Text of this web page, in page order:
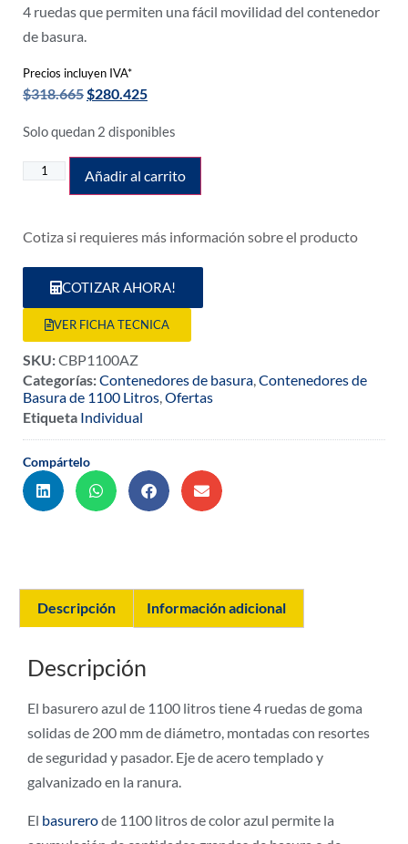
4 ruedas que permiten una fácil movilidad del contenedor
de basura.
Precios incluyen IVA*
$318.665$280.425
Solo quedan 2 disponibles
Añadir al carrito
Cotiza si requieres más información sobre el producto
COTIZAR AHORA!
VER FICHA TECNICA
SKU:CBP1100AZ
Categorías:Contenedores de basura Contenedores de
Basura de 1100 Litros Ofertas
Etiqueta Individual
Compártelo
Descripción Información adicional
Descripción
El basurero azul de 1100 litros tiene 4 ruedas de goma
solidas de 200 mm de diámetro, montadas con resortes
de seguridad y pasador. Eje de acero templado y
galvanizado en la ranura.
El basurerode 1100 litros de color azul permite la